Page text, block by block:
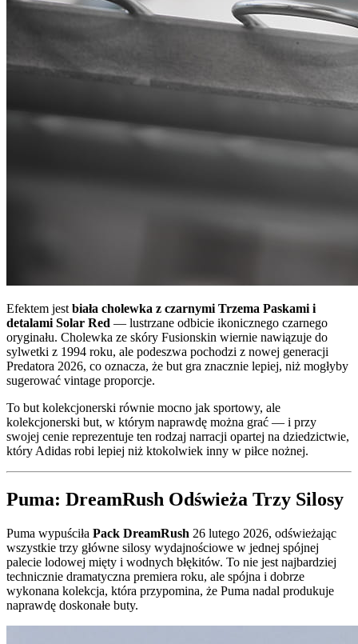
Efektem jest biała cholewka z czarnymi Trzema Paskami i
detalami Solar Red — lustrzane odbicie ikonicznego czarnego
oryginału. Cholewka ze skóry Fusionskin wiernie nawiązuje do
sylwetki z 1994 roku, ale podeszwa pochodzi z nowej generacji
Predatora 2026, co oznacza, że but gra znacznie lepiej, niż mogłyby
sugerować vintage proporcje.
To but kolekcjonerski równie mocno jak sportowy, ale
kolekcjonerski but, w którym naprawdę można grać — i przy
swojej cenie reprezentuje ten rodzaj narracji opartej na dziedzictwie,
który Adidas robi lepiej niż ktokolwiek inny w piłce nożnej.
Puma: DreamRush Odświeża Trzy Silosy
Puma wypuściła Pack DreamRush 26 lutego 2026, odświeżając
wszystkie trzy główne silosy wydajnościowe w jednej spójnej
palecie lodowej mięty i wodnych błękitów. To nie jest najbardziej
technicznie dramatyczna premiera roku, ale spójna i dobrze
wykonana kolekcja, która przypomina, że Puma nadal produkuje
naprawdę doskonałe buty.